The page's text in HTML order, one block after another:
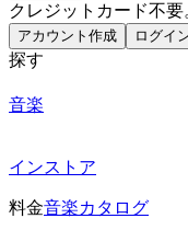
クレジットカード不要
アカウント作成 ログイ
探す
音楽
インストア
料金音楽カタログ